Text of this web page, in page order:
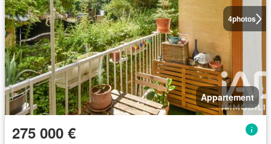
4photos
Appartement
275 000 €